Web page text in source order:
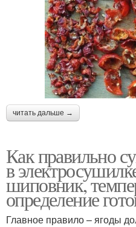
читать дальше →
Как правильно
в
шиповник,
определение
Главное правило – ягоды